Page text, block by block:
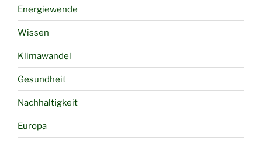
Energiewende
Wissen
Klimawandel
Gesundheit
Nachhaltigkeit
Europa